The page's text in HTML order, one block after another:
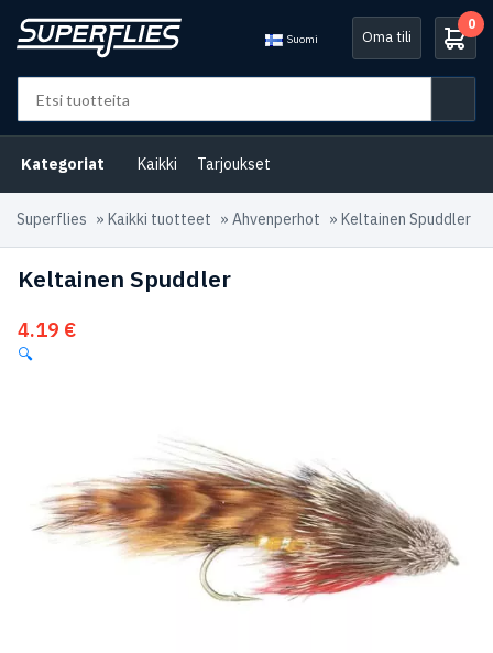
Suomi Oma tili
0
Kategoriat Kaikki Tarjoukset
Superflies » Kaikki tuotteet » Ahvenperhot » Keltainen Spuddler
Keltainen Spuddler
4.19 €
🔍